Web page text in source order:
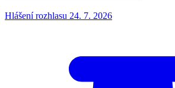
Hlášení rozhlasu 24. 7. 2026